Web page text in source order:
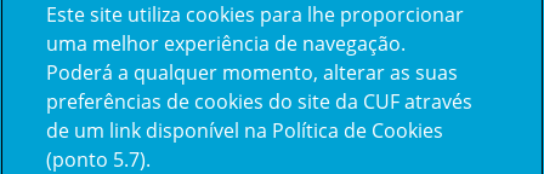
certification2certification3
Este site utiliza cookies para lhe proporcionar
uma melhor experiência de navegação.
Poderá a qualquer momento, alterar as suas
preferências de cookies do site da CUF através
de um link disponível na Política de Cookies
(ponto 5.7).